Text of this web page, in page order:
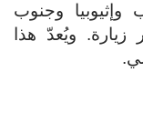
وإثيوبيا وجنوب
زيارة. ويُعدّ هذا